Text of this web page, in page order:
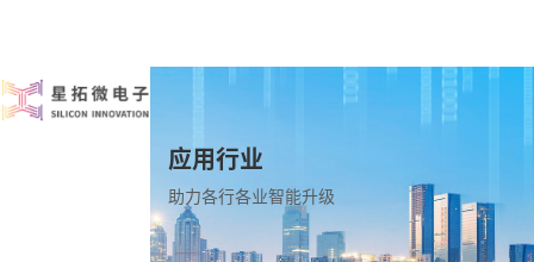
应用行业
助力各行各业智能升级